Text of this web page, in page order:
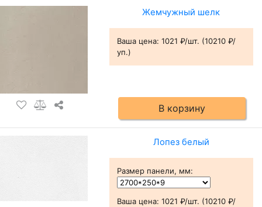
Жемчужный шелк
Ваша цена: 1021 ₽/шт. (10210 ₽/
уп.)
В корзину
Лопез белый
Размер панели, мм:
Ваша цена: 1021 ₽/шт. (10210 ₽/